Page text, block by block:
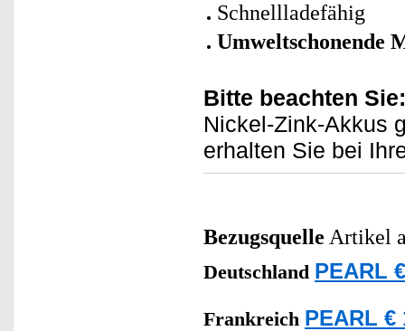
Schnellladefähig
Umweltschonende
Bitte beachten Sie:
Nickel-Zink-Akkus
erhalten Sie bei
Bezugsquelle Artikel
Deutschland PEARL
Frankreich PEARL €